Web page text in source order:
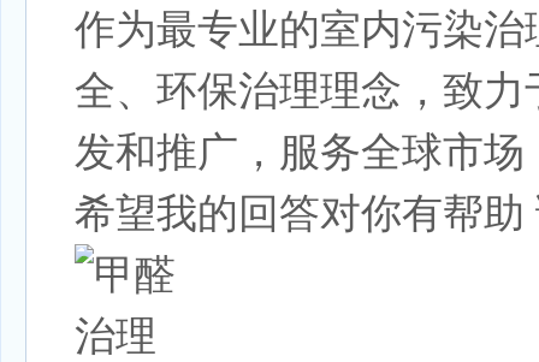
作为最专业的室内污染
全、环保治理理念，致
发和推广，服务全球市
希望我的回答对你有帮助